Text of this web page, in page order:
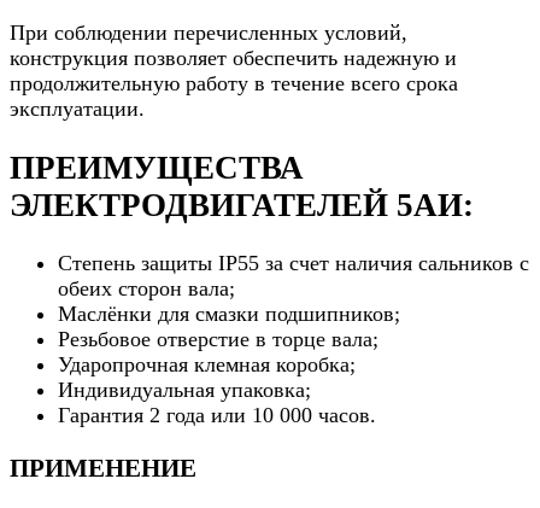
При соблюдении перечисленных условий,
конструкция позволяет обеспечить надежную и
продолжительную работу в течение всего срока
эксплуатации.
ПРЕИМУЩЕСТВА
ЭЛЕКТРОДВИГАТЕЛЕЙ 5AИ:
Степень защиты IP55 за счет наличия сальников с
обеих сторон вала;
Маслёнки для смазки подшипников;
Резьбовое отверстие в торце вала;
Ударопрочная клемная коробка;
Индивидуальная упаковка;
Гарантия 2 года или 10 000 часов.
ПРИМЕНЕНИЕ